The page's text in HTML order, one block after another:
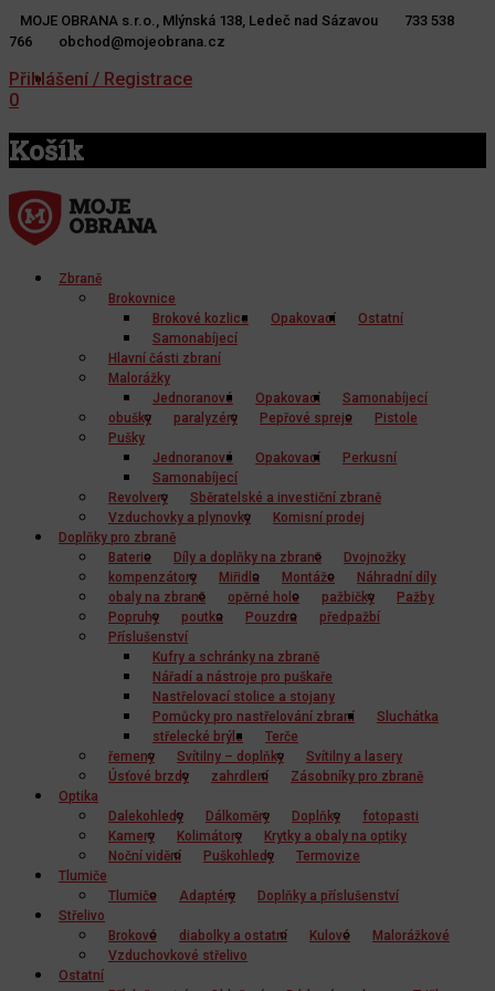
MOJE OBRANA s.r.o., Mlýnská 138, Ledeč nad Sázavou
733 538
766
obchod@mojeobrana.cz
YT
TW
Přihlášení / Registrace
0
Košík
Zbraně
Brokovnice
Brokové kozlice
Opakovací
Ostatní
Samonabíjecí
Hlavní části zbraní
Malorážky
Jednoranové
Opakovací
Samonabíjecí
obušky
paralyzéry Pepřové spreje
Pistole
Pušky
Jednoranové
Opakovací
Perkusní
Samonabíjecí
Revolvery
Sběratelské a investiční zbraně
Vzduchovky a plynovky
Komisní prodej
Doplňky pro zbraně
Baterie
Díly a doplňky na zbraně
Dvojnožky
kompenzátory
Miřidla Montáže
Náhradní díly
obaly na zbraně
opěrné hole pažbičky
Pažby
Popruhy
poutka Pouzdra
předpažbí
Příslušenství
Kufry a schránky na zbraně
Nářadí a nástroje pro puškaře
Nastřelovací stolice a stojany
Pomůcky pro nastřelování zbraní
Sluchátka
střelecké brýle
Terče
řemeny
Svítilny – doplňky
Svítilny a lasery
Úsťové brzdy
zahrdlení
Zásobníky pro zbraně
Optika
Dalekohledy
Dálkoměry Doplňky
fotopasti
Kamery
Kolimátory
Krytky a obaly na optiky
Noční vidění
Puškohledy
Termovize
Tlumiče
Tlumiče
Adaptéry
Doplňky a příslušenství
Střelivo
Brokové
diabolky a ostatní Kulové
Malorážkové
Vzduchovkové střelivo
Ostatní